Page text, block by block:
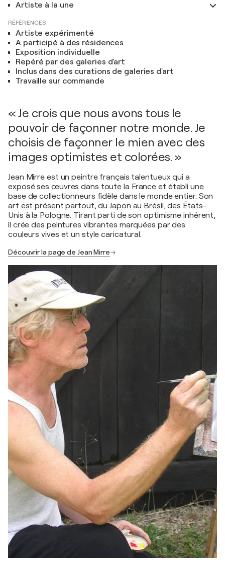
Artiste à la une
RÉFÉRENCES
Artiste expérimenté
A participé à des résidences
Exposition individuelle
Repéré par des galeries d'art
Inclus dans des curations de galeries d'art
Travaille sur commande
« Je crois que nous avons tous le
pouvoir de façonner notre monde. Je
choisis de façonner le mien avec des
images optimistes et colorées. »
Jean Mirre est un peintre français talentueux qui a
exposé ses œuvres dans toute la France et établi une
base de collectionneurs fidèle dans le monde entier. Son
art est présent partout, du Japon au Brésil, des États-
Unis à la Pologne. Tirant parti de son optimisme inhérent,
il crée des peintures vibrantes marquées par des
couleurs vives et un style caricatural.
Découvrir la page de Jean Mirre